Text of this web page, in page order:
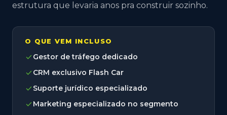
estrutura que levaria anos pra construir sozinho.
O QUE VEM INCLUSO
checkGestor de tráfego dedicado
checkCRM exclusivo Flash Car
checkSuporte jurídico especializado
checkMarketing especializado no segmento